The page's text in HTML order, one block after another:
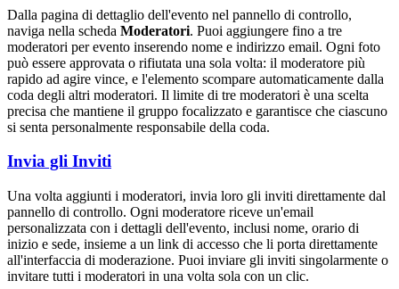
Dalla pagina di dettaglio dell'evento nel pannello di controllo,
naviga nella scheda Moderatori. Puoi aggiungere fino a tre
moderatori per evento inserendo nome e indirizzo email. Ogni foto
può essere approvata o rifiutata una sola volta: il moderatore più
rapido ad agire vince, e l'elemento scompare automaticamente dalla
coda degli altri moderatori. Il limite di tre moderatori è una scelta
precisa che mantiene il gruppo focalizzato e garantisce che ciascuno
si senta personalmente responsabile della coda.
Invia gli Inviti
Una volta aggiunti i moderatori, invia loro gli inviti direttamente dal
pannello di controllo. Ogni moderatore riceve un'email
personalizzata con i dettagli dell'evento, inclusi nome, orario di
inizio e sede, insieme a un link di accesso che li porta direttamente
all'interfaccia di moderazione. Puoi inviare gli inviti singolarmente o
invitare tutti i moderatori in una volta sola con un clic.